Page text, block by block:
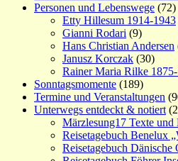
Personen und Lebenswege (72)
Etty Hillesum 1914-1943
Gianni Rodari (9)
Hans Christian Andersen
Janusz Korczak (30)
Rainer Maria Rilke
Sonntagsmomente (189)
Termine und Veranstaltungen
Unterwegs entdeckt & notiert
Märzlesung17 Texte und
Reisetagebuch Benelux
Reisetagebuch Dänische